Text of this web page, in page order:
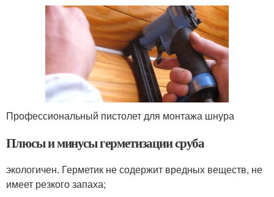
Профессиональный пистолет для монтажа шнура
Плюсы и минусы герметизации сруба
экологичен. Герметик не содержит вредных веществ, не
имеет резкого запаха;